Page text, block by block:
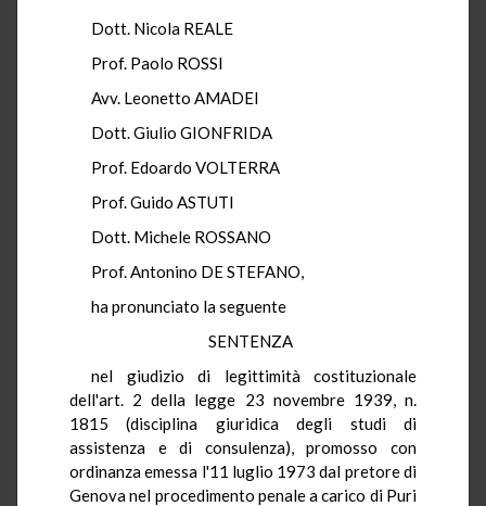
Dott. Nicola REALE
Prof. Paolo ROSSI
Avv. Leonetto AMADEI
Dott. Giulio GIONFRIDA
Prof. Edoardo VOLTERRA
Prof. Guido ASTUTI
Dott. Michele ROSSANO
Prof. Antonino DE STEFANO,
ha pronunciato la seguente
SENTENZA
nel giudizio di legittimità costituzionale
dell'art. 2 della legge 23 novembre 1939, n.
1815 (disciplina giuridica degli studi di
assistenza e di consulenza), promosso con
ordinanza emessa l'11 luglio 1973 dal pretore di
Genova nel procedimento penale a carico di Puri